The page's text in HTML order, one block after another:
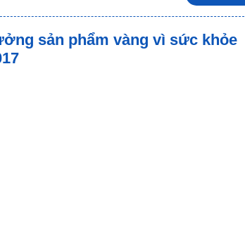
sản phẩm vàng vì sức khỏe